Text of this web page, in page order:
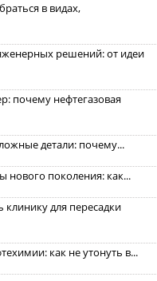
в видах,
решений: от идеи
почему нефтегазовая
детали: почему...
поколения: как...
клинику для пересадки
как не утонуть в...